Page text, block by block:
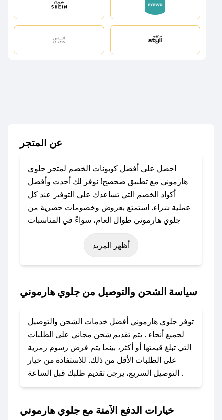
عن المتجر
احصل على أفضل كوبونات الخصم لمتجر جلوي
هارموني مع تطبيق صحصح! نوفر لك أحدث وأفضل
أكواد الخصم التي تساعدك على التوفير عند كل
عملية شراء. استمتع بعروض وخصومات حصرية من
جلوي هارموني طوال العام، سواءً في المناسبات
مثل عيد الفطر، عيد الأضحى، الجمعة البيضاء (شهر
نوفمبر)، رمضان، اليوم الوطني، يوم التأسيس، أو
حتى عروض خاصة أخرى.
هارموني؟
كود خصم جلوي هارموني. وفي حال عدم توفر
الكوبون، تواصل معنا عبر تويتر أو البريد الإلكتروني
لإضافته بسرعة.
### كيفية استخدام كود خصم جلوي هارموني؟
1. انسخ كود الخصم من تطبيق صحصح.
هارموني.
أظهر المزيد
سياسة الشحن والتوصيل من جلوي هارموني
توفر جلوي هارموني أفضل خدمات الشحن والتوصيل
لجميع أنحاء . يتم تقديم شحن مجاني على الطلبات
التي تبلغ قيمتها أو أكثر، بينما يتم فرض رسوم رمزية
على الطلبات الأقل من ذلك. للاستفادة من خيار
التوصيل السريع، يرجى تقديم طلبك قبل الساعة .
خيارات الدفع الآمنة مع جلوي هارموني